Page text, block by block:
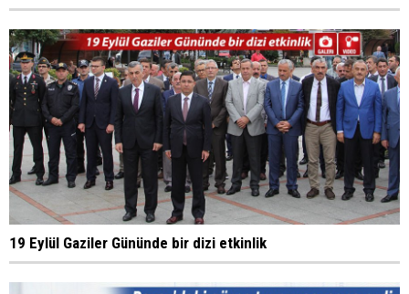
19 Eylül Gaziler Gününde bir dizi etkinlik